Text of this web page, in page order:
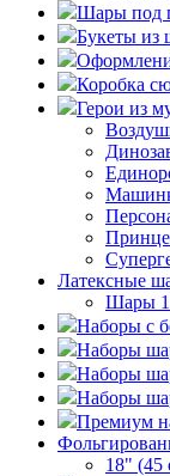
Шары под
Букеты из
Коробка
Герои из
Латексные
Шары
Наборы с
Наборы
Наборы
Наборы
Премиум
18" (45